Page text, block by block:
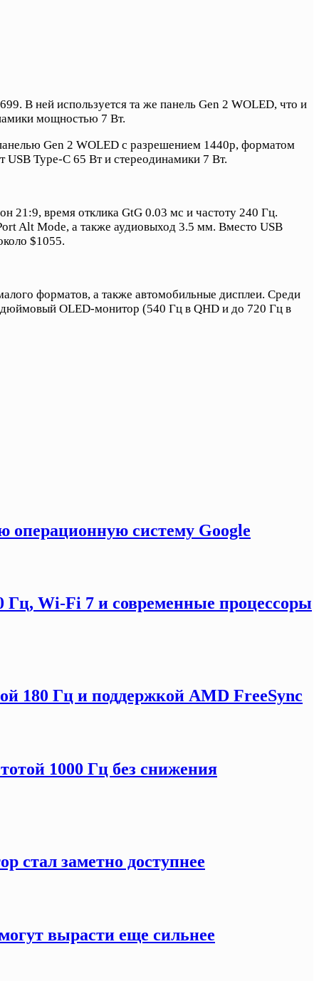
В ней используется та же панель Gen 2 WOLED, что и
мощностью 7 Вт.
Gen 2 WOLED с разрешением 1440p, форматом
Type-C 65 Вт и стереодинамики 7 Вт.
21:9, время отклика GtG 0.03 мс и частоту 240 Гц.
Alt Mode, а также аудиовыход 3.5 мм. Вместо USB
$1055.
форматов, а также автомобильные дисплеи. Среди
OLED-монитор (540 Гц в QHD и до 720 Гц в
операционную систему Google
Гц, Wi-Fi 7 и современные процессоры
180 Гц и поддержкой AMD FreeSync
1000 Гц без снижения
стал заметно доступнее
вырасти еще сильнее